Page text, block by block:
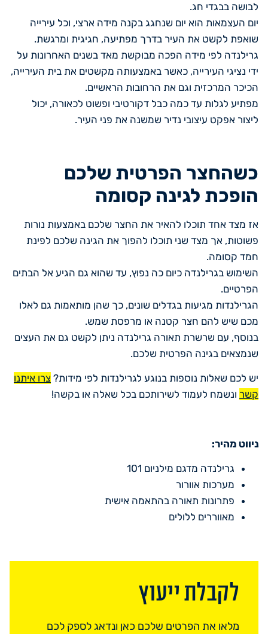
לבושה בבגדי חג.
יום העצמאות הוא יום שנחגג בקנה מידה ארצי, וכל עירייה
שואפת לקשט את העיר בדרך מפתיעה, חגיגית ומרגשת.
גרילנדה לפי מידה הפכה מבוקשת מאד בשנים האחרונות על
ידי נציגי העירייה, כאשר באמצעותה מקשטים את בית העירייה,
הכיכר המרכזית וגם את הרחובות הראשיים.
מפתיע לגלות עד כמה כבל דקורטיבי ופשוט לכאורה, יכול
ליצור אפקט עיצובי נדיר שמשנה את פני העיר.
כשהחצר הפרטית שלכם
הופכת לגינה קסומה
אז מצד אחד תוכלו להאיר את החצר שלכם באמצעות נורות
פשוטות, אך מצד שני תוכלו להפוך את הגינה שלכם לפינת
חמד קסומה.
השימוש בגרילנדה כיום כה נפוץ, עד שהוא גם הגיע אל הבתים
הפרטיים.
הגרילנדות מגיעות בגדלים שונים, כך שהן מותאמות גם לאלו
מכם שיש להם חצר קטנה או מרפסת שמש.
בנוסף, עם שרשרת תאורה גרילנדה ניתן לקשט גם את העצים
שנמצאים בגינה הפרטית שלכם.
יש לכם שאלות נוספות בנוגע לגרילנדות לפי מידות? צרו איתנו
קשר ונשמח לעמוד לשירותכם בכל שאלה או בקשה!
ניווט מהיר:
גרילנדה מדגם מילניום 101
מערכות אוורור
פתרונות תאורה בהתאמה אישית
מאווררים ללולים
לקבלת ייעוץ
מלאו את הפרטים שלכם כאן ונדאג לספק לכם